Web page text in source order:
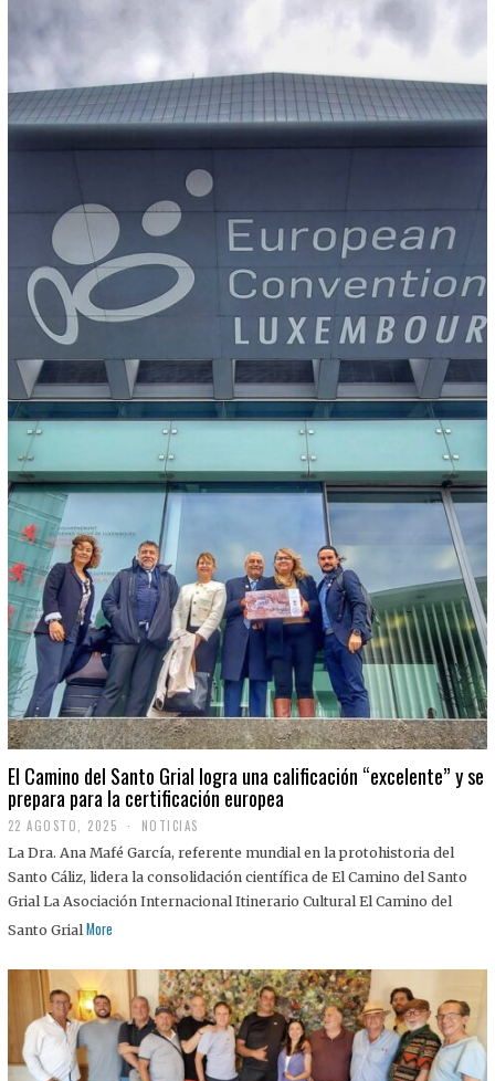
El Camino del Santo Grial logra una calificación “excelente” y se
prepara para la certificación europea
22 AGOSTO, 2025
2
A
G
O
S
2
5
NOTICIAS
La Dra. Ana Mafé García, referente mundial en la protohistoria del
Santo Cáliz, lidera la consolidación científica de El Camino del Santo
Grial La Asociación Internacional Itinerario Cultural El Camino del
Santo Grial More